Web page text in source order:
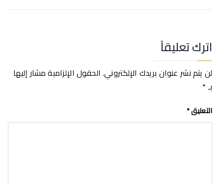
اترك تعليقاً
لن يتم نشر عنوان بريدك الإلكتروني. الحقول الإلزامية مشار إليها
بـ*
التعليق*